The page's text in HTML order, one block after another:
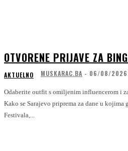
OTVORENE PRIJAVE ZA
AKTUELNO MUSKARAC.BA - 06/08/2026
Odaberite outfit s omiljenim influencerom i
Kako se Sarajevo priprema za dane u
Festivala,...